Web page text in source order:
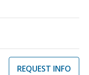
REQUEST INFO